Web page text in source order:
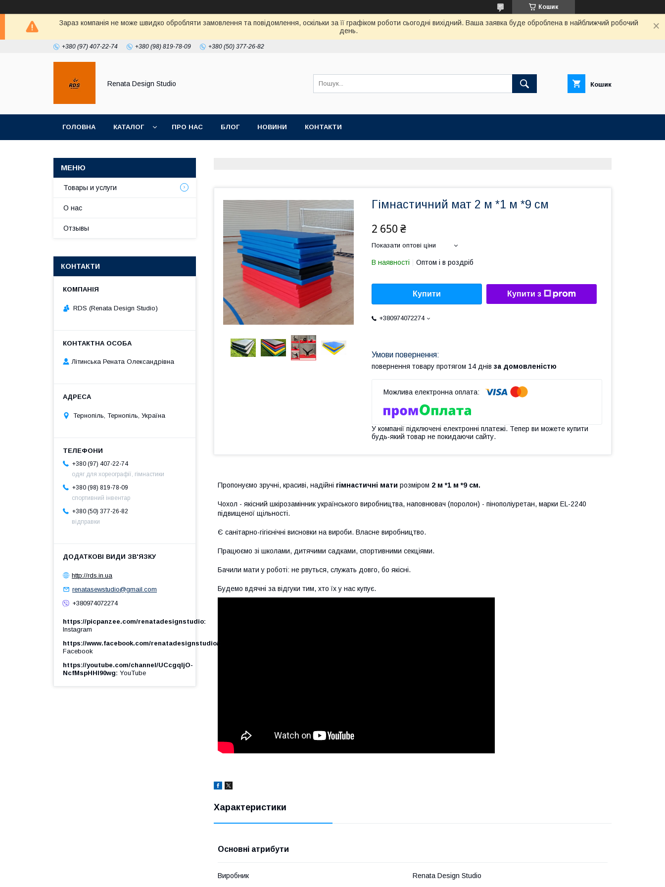
Кошик
Зараз компанія не може швидко обробляти замовлення та повідомлення, оскільки за її графіком роботи сьогодні вихідний. Ваша заявка буде оброблена в найближчий робочий
день.
+380 (97) 407-22-74 +380 (98) 819-78-09 +380 (50) 377-26-82
Renata Design Studio Кошик
ГОЛОВНА КАТАЛОГ ПРО НАС БЛОГ НОВИНИ КОНТАКТИ
Гімнастичний мат 2 м *1 м *9 см
2 650 ₴
Показати оптові ціни
В наявності Оптом і в роздріб
Купити Купити з
+380974072274
повернення товару протягом 14 днів за домовленістю
У компанії підключені електронні платежі. Тепер ви можете купити
будь-який товар не покидаючи сайту.
Пропонуємо зручні, красиві, надійні гімнастичні мати розміром 2 м *1 м *9 см.
Чохол - якісний шкірозамінник українського виробництва, наповнювач (поролон) - пінополіуретан, марки EL-2240
підвищеної щільності.
Є санітарно-гігієнічні висновки на вироби. Власне виробництво.
Працюємо зі школами, дитячими садками, спортивними секціями.
Бачили мати у роботі: не рвуться, служать довго, бо якісні.
Будемо вдячні за відгуки тим, хто їх у нас купує.
Характеристики
Основні атрибути
Виробник Renata Design Studio
Товары и услуги
О нас
Отзывы
КОНТАКТИ
RDS (Renata Design Studio)
Літинська Рената Олександрівна
Тернопіль, Тернопіль, Україна
+380 (97) 407-22-74
одяг для хореографії, гімнастики
+380 (98) 819-78-09
спортивний інвентар
+380 (50) 377-26-82
відправки
http://rds.in.ua
renatasewstudio@gmail.com
+380974072274
https://picpanzee.com/renatadesignstudio
Instagram
https://www.facebook.com/renatadesignstudio/
Facebook
https://youtube.com/channel/UCcgqIjO-
NcfMspHHl90wg YouTube